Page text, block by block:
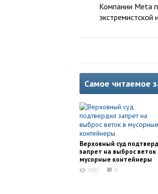
Компании Meta
Самое читаемое
Верховный суд
запрет на выброс веток
мусорные контейнеры
3867 0